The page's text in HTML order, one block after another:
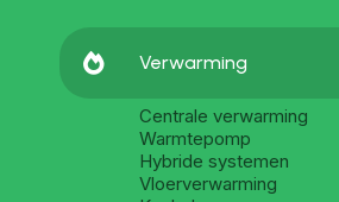
 Verwarming
Centrale verwarming
Warmtepomp
Hybride systemen
Vloerverwarming